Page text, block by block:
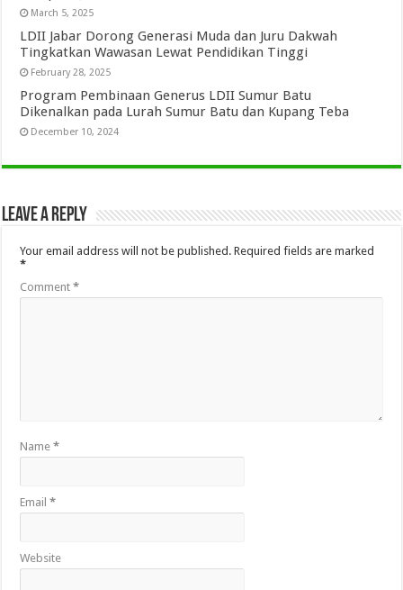
March 5, 2025
LDII Jabar Dorong Generasi Muda dan Juru Dakwah
Tingkatkan Wawasan Lewat Pendidikan Tinggi
February 28, 2025
Program Pembinaan Generus LDII Sumur Batu
Dikenalkan pada Lurah Sumur Batu dan Kupang Teba
December 10, 2024
Leave a Reply
Your email address will not be published. Required fields are marked
*
Comment*
Name*
Email*
Website